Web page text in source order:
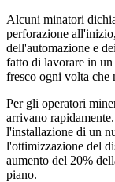
Alcuni minatori
perforazione
dell'automazione e
fatto di lavorare in
fresco ogni volta che
Per gli operatori
arrivano
l'installazione di un
l'ottimizzazione del
aumento del 20%
piano.